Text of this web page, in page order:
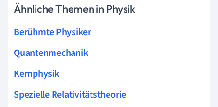
Ähnliche Themen in Physik
Berühmte Physiker
Quantenmechanik
Kernphysik
Spezielle Relativitätstheorie